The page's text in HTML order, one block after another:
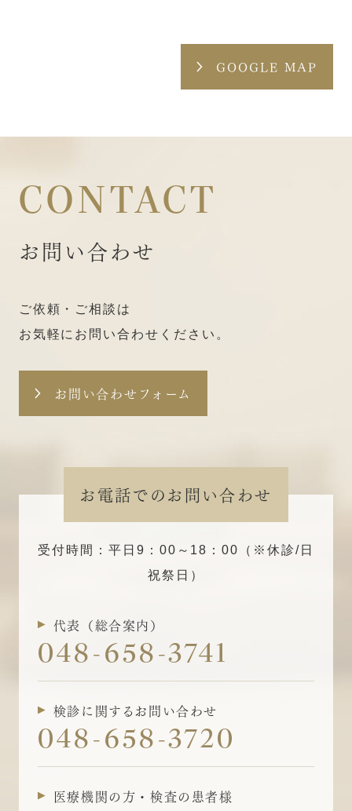
GOOGLE MAP
CONTACT
お問い合わせ
ご依頼・ご相談は
お気軽にお問い合わせください。
お問い合わせフォーム
お電話でのお問い合わせ
受付時間：平日9：00～18：00（※休診/日
祝祭日）
代表（総合案内）
048-658-3741
検診に関するお問い合わせ
048-658-3720
医療機関の方・検査の患者様